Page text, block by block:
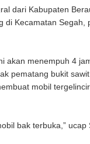
dari Kabupaten
di Kecamatan Segah,
akan menempuh 4
pematang bukit
mobil
bak terbuka,” ucap